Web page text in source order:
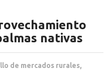
nativas
de mercados rurales,